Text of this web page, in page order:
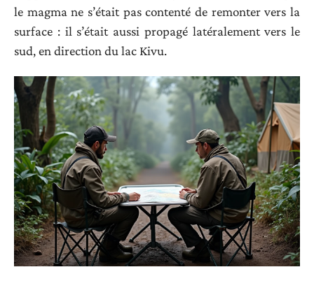
le magma ne s’était pas contenté de remonter vers la
surface : il s’était aussi propagé latéralement vers le
sud, en direction du lac Kivu.